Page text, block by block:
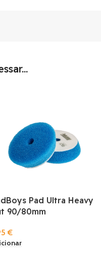
Pad Ultra Heavy
90/80mm
€